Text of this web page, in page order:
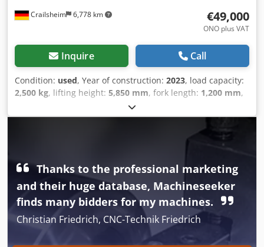
(vorne / hinten) 2 / 2 ・Antriebsräder (vorne / hinten) 2 / 2
・Sicherheit / Sicherheit Zulassung der Kabine Standard
Crailsheim 6,778 km €49,000
ONO plus VAT
Inquire Call
Condition: used, Year of construction: 2023, load capacity:
2,500 kg, lifting height: 5,850 mm, fork length: 1,200 mm,
, ・Maximale seitliche Reichweite:
3.40 m ・Ausbrechkraft mit Schaufel: 3427 daN ・
Kippwinkel 12 ° ・Schüttwinkel 117 ° ・Wenderadius (über
Räder) 3.31 m ・Eigengewicht (mit Gabel) 4800 kg ・
Dsdjztglkopfx Apmsck ・Teleskop ausfahren 5.60 s ・
Teleskop Einfahren 4.30 s ・Ankippen 3.50 s ・Auskippen
3.60 s ・Anzahl der Zylinder / Tragfähigkeit der Zylinder 4 -
3331 cm³ ・Nennleistung Verbrennungsmotor - Leistung
(kW) 75 Hp / 55.40 kW ・Max. Drehmoment /
Motordrehzahl 265 Nm @ 1400 rpm ・Zugkraft 3550 daN
・Anzahl der Gänge (vorwärts / rückwärts) 2 / 2 ・Max.
Thanks to the professional marketing
and their huge database, Machineseeker
finds many bidders for my machines.
Christian Friedrich, CNC-Technik Friedrich